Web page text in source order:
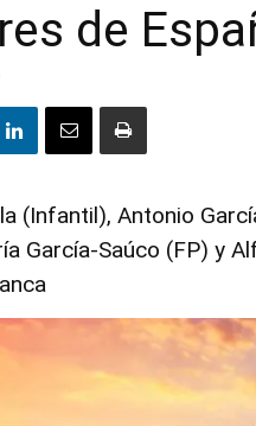
de
(Infantil), Antonio
García-Saúco (FP) y